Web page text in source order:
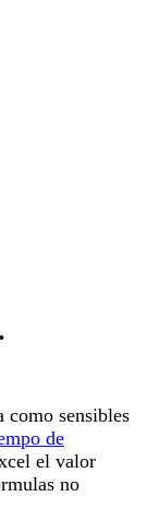
sensibles
de
el valor
no